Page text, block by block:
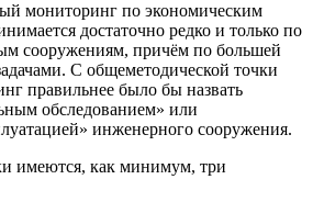
мониторинг по экономическим
достаточно редко и только по
сооружениям, причём по большей
С общеметодической точки
правильнее было бы назвать
обследованием» или
инженерного сооружения.
имеются, как минимум, три